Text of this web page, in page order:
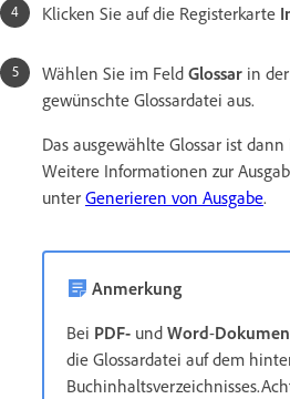
Klicken Sie auf die Registerkarte
Wählen Sie im Feld Glossar in
gewünschte Glossardatei aus.
Das ausgewählte Glossar ist
Weitere Informationen zur
unter Generieren von Ausgabe.
Anmerkung
Bei PDF- und Word-
die Glossardatei auf dem